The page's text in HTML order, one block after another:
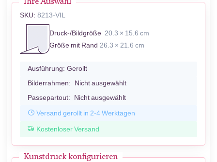
Ihre Auswahl
SKU: 8213-VIL
Druck-/Bildgröße 20.3 × 15.6 cm
Größe mit Rand 26.3 × 21.6 cm
Ausführung: Gerollt
Bilderrahmen: Nicht ausgewählt
Passepartout: Nicht ausgewählt
Versand gerollt in 2-4 Werktagen
Kostenloser Versand
Kunstdruck konfigurieren